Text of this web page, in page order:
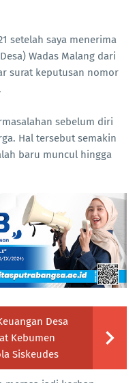
setelah saya menerima
Wadas Malang dari
surat keputusan nomor
sebelum diri
Hal tersebut semakin
baru muncul hingga
Desa
Kebumen
Siskeudes